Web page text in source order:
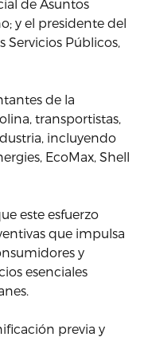
de Asuntos
y el presidente del
Servicios Públicos,
de la
transportistas,
incluyendo
EcoMax, Shell
este esfuerzo
que impulsa
y
esenciales
previa y